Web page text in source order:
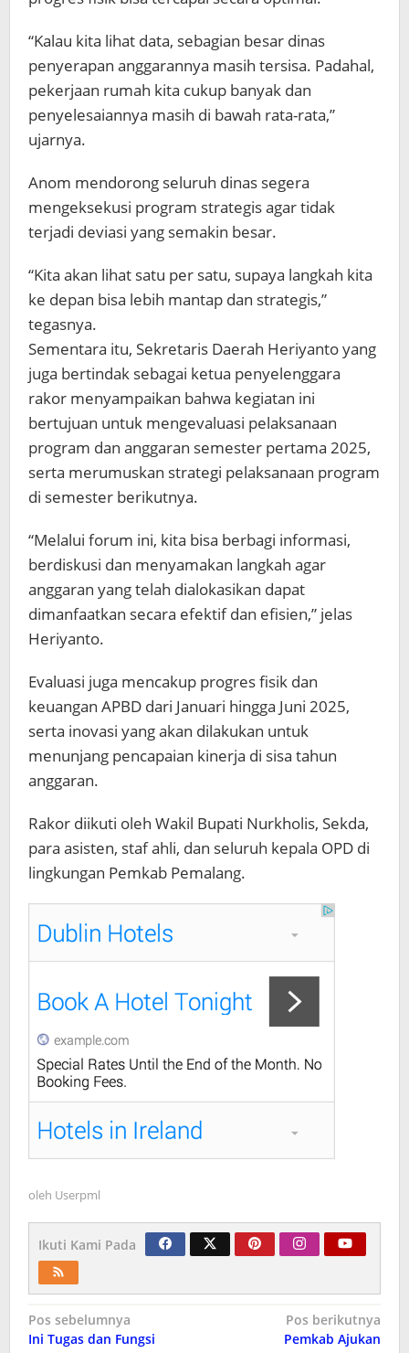
“Kalau kita lihat data, sebagian besar dinas
penyerapan anggarannya masih tersisa. Padahal,
pekerjaan rumah kita cukup banyak dan
penyelesaiannya masih di bawah rata-rata,”
ujarnya.
Anom mendorong seluruh dinas segera
mengeksekusi program strategis agar tidak
terjadi deviasi yang semakin besar.
“Kita akan lihat satu per satu, supaya langkah kita
ke depan bisa lebih mantap dan strategis,”
tegasnya.
Sementara itu, Sekretaris Daerah Heriyanto yang
juga bertindak sebagai ketua penyelenggara
rakor menyampaikan bahwa kegiatan ini
bertujuan untuk mengevaluasi pelaksanaan
program dan anggaran semester pertama 2025,
serta merumuskan strategi pelaksanaan program
di semester berikutnya.
“Melalui forum ini, kita bisa berbagi informasi,
berdiskusi dan menyamakan langkah agar
anggaran yang telah dialokasikan dapat
dimanfaatkan secara efektif dan efisien,” jelas
Heriyanto.
Evaluasi juga mencakup progres fisik dan
keuangan APBD dari Januari hingga Juni 2025,
serta inovasi yang akan dilakukan untuk
menunjang pencapaian kinerja di sisa tahun
anggaran.
Rakor diikuti oleh Wakil Bupati Nurkholis, Sekda,
para asisten, staf ahli, dan seluruh kepala OPD di
lingkungan Pemkab Pemalang.
oleh Userpml
Ikuti Kami Pada
Navigasi
Pos sebelumnya
Ini Tugas dan Fungsi
Pos berikutnya
Pemkab Ajukan